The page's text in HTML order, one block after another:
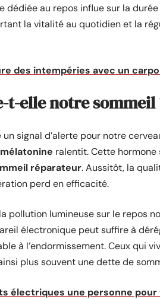
dédiée au repos influe sur la
la vitalité au quotidien et la
des intempéries avec un
elle notre sommeil
signal d’alerte pour notre
mélatonine ralentit. Cette hormone
réparateur. Aussitôt, la
perd en efficacité.
pollution lumineuse sur le repos
électronique peut suffire à
à l’endormissement. Ceux qui
plus souvent une dette de
électriques une personne